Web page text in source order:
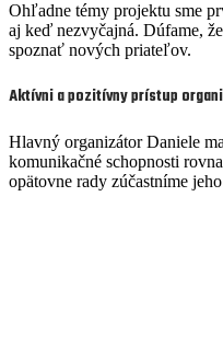
Ohľadne témy projektu sme
aj keď nezvyčajná. Dúfame,
spoznať nových priateľov.
Aktívni a pozitívny prístup
Hlavný organizátor Daniele
komunikačné schopnosti
opätovne rady zúčastníme